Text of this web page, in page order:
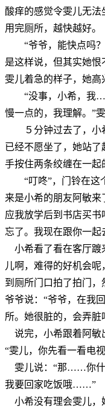
酸痒的感觉令雯儿无
用完厕所，越快越好。
“爷爷，能快点吗？
是这样说，但其实她
雯儿着急的样子，她高
“没事，小希，我
慢一点的，我理解。”
５分钟过去了，小
已经不愿坐了，她站了
手按住两条绞缠在一起
“叮咚”，门铃在这
来是小希的朋友阿敏
应我放学后到书店买书
忘了。我现在跟你一起
小希看了看在客厅踱
儿啊，难得的好机会
到厕所门口拍了拍门
爷爷说：“爷爷，在我
所。她很脏的，会弄脏
说完，小希跟着阿敏
“雯儿，你先看一看电
雯儿说：“那……你什
我要回家吃饭哦……”
小希没有理会雯儿，